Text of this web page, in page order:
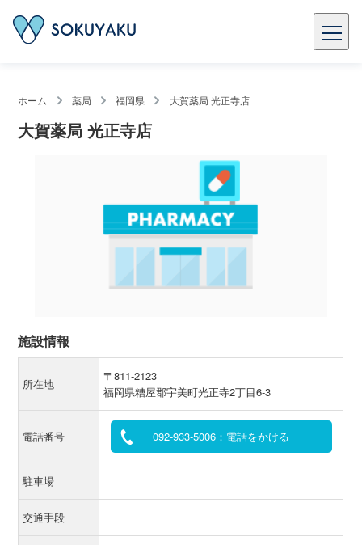
ホーム 薬局 福岡県 大賀薬局 光正寺店
大賀薬局 光正寺店
施設情報
所在地
〒811-2123
福岡県糟屋郡宇美町光正寺2丁目6-3
電話番号 092-933-5006：電話をかける
駐車場
交通手段